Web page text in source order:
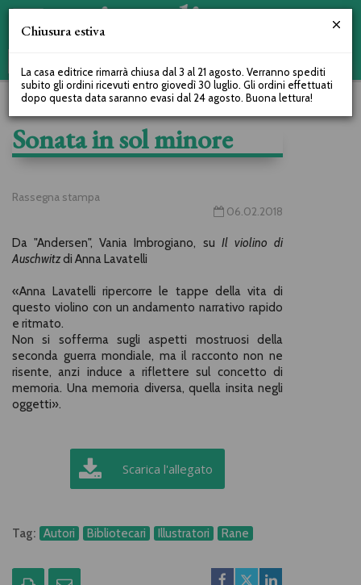
Sonata in sol minore
Rassegna stampa
06.02.2018
Da "Andersen", Vania Imbrogiano, su Il violino di
Auschwitzdi Anna Lavatelli
«Anna Lavatelli ripercorre le tappe della vita di
questo violino con un andamento narrativo rapido
e ritmato.
Non si sofferma sugli aspetti mostruosi della
seconda guerra mondiale, ma il racconto non ne
risente, anzi induce a riflettere sul concetto di
memoria. Una memoria diversa, quella insita negli
oggetti».
Scarica l'allegato
Tag: Autori Bibliotecari Illustratori Rane
Chiusura estiva
La casa editrice rimarrà chiusa dal 3 al 21 agosto. Verranno spediti
subito gli ordini ricevuti entro giovedì 30 luglio. Gli ordini effettuati
dopo questa data saranno evasi dal 24 agosto. Buona lettura!